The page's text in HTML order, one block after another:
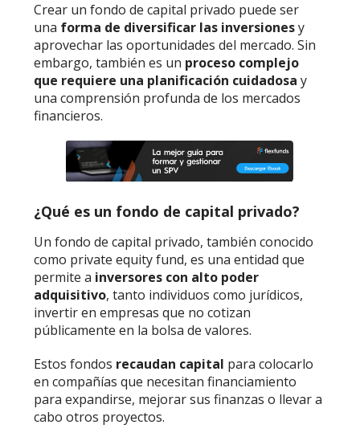
Crear un fondo de capital privado puede ser
una forma de diversificar las inversionesy
aprovechar las oportunidades del mercado. Sin
embargo, también es un proceso complejo
que requiere una planificación cuidadosa y
una comprensión profunda de los mercados
financieros.
¿Qué es un fondo de capital privado?
Un fondo de capital privado, también conocido
como private equity fund, es una entidad que
permite a inversores con alto poder
adquisitivo, tanto individuos como jurídicos,
invertir en empresas que no cotizan
públicamente en la bolsa de valores.
Estos fondos recaudan capital para colocarlo
en compañías que necesitan financiamiento
para expandirse, mejorar sus finanzas o llevar a
cabo otros proyectos.